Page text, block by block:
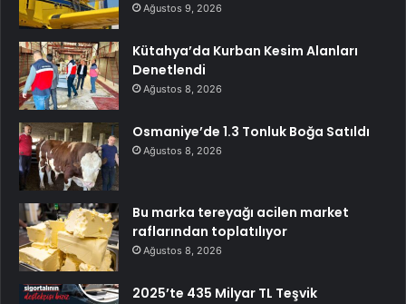
Ağustos 9, 2026
Kütahya’da Kurban Kesim Alanları
Denetlendi
Ağustos 8, 2026
Osmaniye’de 1.3 Tonluk Boğa Satıldı
Ağustos 8, 2026
Bu marka tereyağı acilen market
raflarından toplatılıyor
Ağustos 8, 2026
2025’te 435 Milyar TL Teşvik